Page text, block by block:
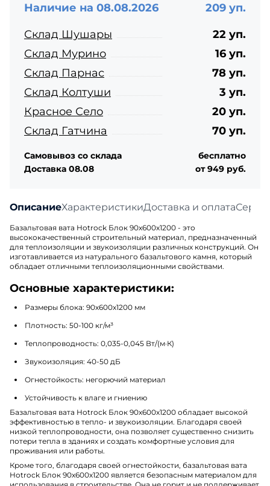
ОписаниеХарактеристикиДоставка и оплата
Базальтовая вата Hotrock Блок 90х600х1200 - это
высококачественный строительный материал, предназначенный
для теплоизоляции и звукоизоляции различных конструкций. Он
изготавливается из натурального базальтового камня, который
обладает отличными теплоизоляционными свойствами.
Основные характеристики:
Размеры блока: 90х600х1200 мм
Плотность: 50-100 кг/м³
Теплопроводность: 0,035-0,045 Вт/(м·К)
Звукоизоляция: 40-50 дБ
Огнестойкость: негорючий материал
Устойчивость к влаге и гниению
Базальтовая вата Hotrock Блок 90х600х1200 обладает высокой
эффективностью в тепло- и звукоизоляции. Благодаря своей
низкой теплопроводности, она позволяет существенно снизить
потери тепла в зданиях и создать комфортные условия для
проживания или работы.
Кроме того, благодаря своей огнестойкости, базальтовая вата
Hotrock Блок 90х600х1200 является безопасным материалом для
Наличие на 08.08.2026
209 уп.
Склад Шушары
22 уп.
Склад Мурино
16 уп.
Склад Парнас
78 уп.
Склад Колтуши
3 уп.
Красное Село
20 уп.
Склад Гатчина
70 уп.
Самовывоз со склада
бесплатно
Доставка 08.08
от 949 руб.